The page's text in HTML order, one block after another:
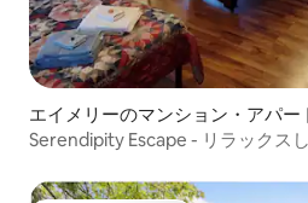
エイメリーのマンション・アパー
Serendipity Escape - リラックス